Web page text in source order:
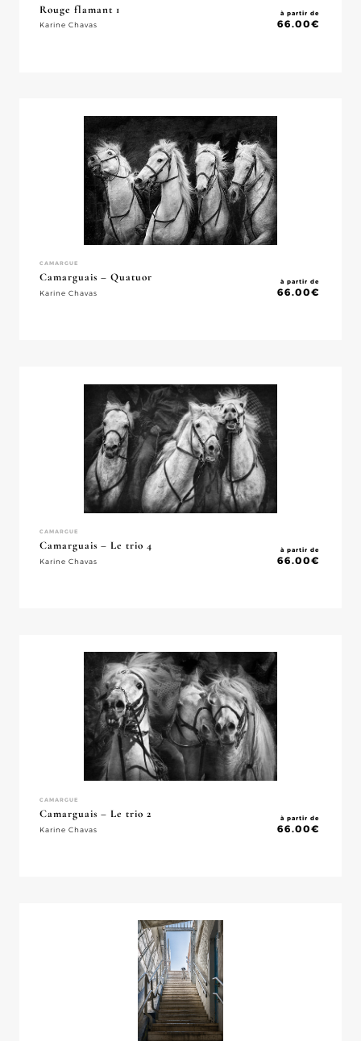
Rouge flamant 1
Karine Chavas
à partir de
66.00€
CAMARGUE
Camarguais – Quatuor
Karine Chavas
à partir de
66.00€
CAMARGUE
Camarguais – Le trio 4
Karine Chavas
à partir de
66.00€
CAMARGUE
Camarguais – Le trio 2
Karine Chavas
à partir de
66.00€